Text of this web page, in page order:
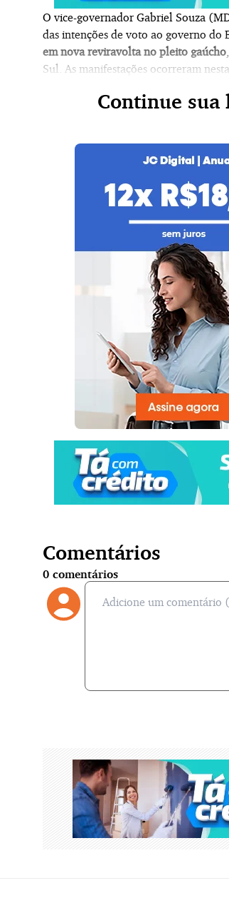
O vice-governador Gabriel Souza
das intenções de voto ao governo do
em nova reviravolta no pleito gaúcho
Sul As manifestações ocorreram
Continue sua
Comentários
0 comentários